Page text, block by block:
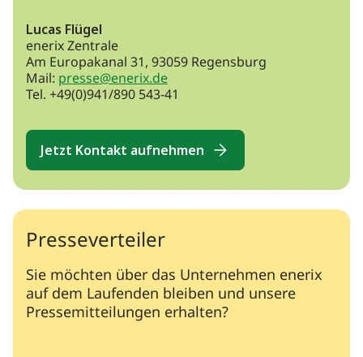
Lucas Flügel
enerix Zentrale
Am Europakanal 31, 93059 Regensburg
Mail: presse@enerix.de
Tel. +49(0)941/890 543-41
Jetzt Kontakt aufnehmen
Presseverteiler
Sie möchten über das Unternehmen enerix
auf dem Laufenden bleiben und unsere
Pressemitteilungen erhalten?